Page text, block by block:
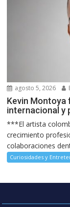
agosto 5, 2026
Kevin
internacional y
***El artista
crecimiento
colaboraciones
Curiosidades y